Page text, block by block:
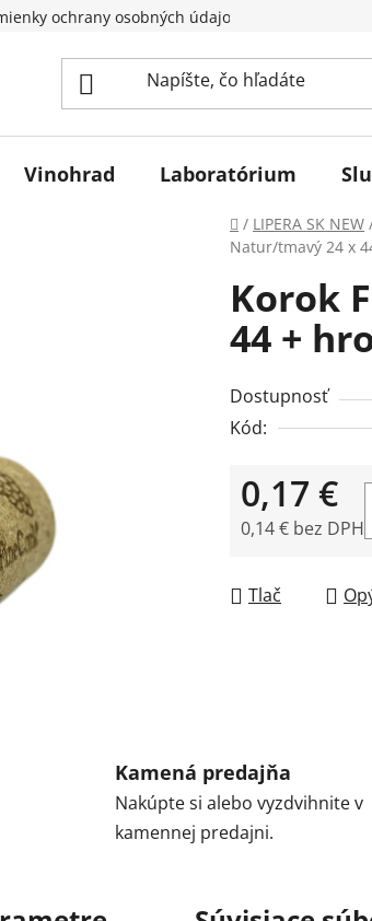
ochrany osobných údajov
Vinohrad Laboratórium
Domov
/ LIPERA SK NEW
Natur/tmavý 24 x
Korok
44 +
Dostupnosť
Kód:
0,17 €
0,14 € bez DPH
Tlač
Kamená predajňa
Nakúpte si alebo vyzdvihnite v
kamennej predajni.